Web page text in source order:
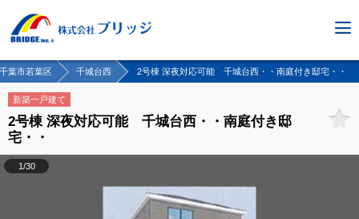
千葉市若葉区 千城台西 2号棟 深夜対応可能 千城台西・・南庭付き邸宅・・
新築一戸建て
2号棟 深夜対応可能 千城台西・・南庭付き邸
宅・・
1/30